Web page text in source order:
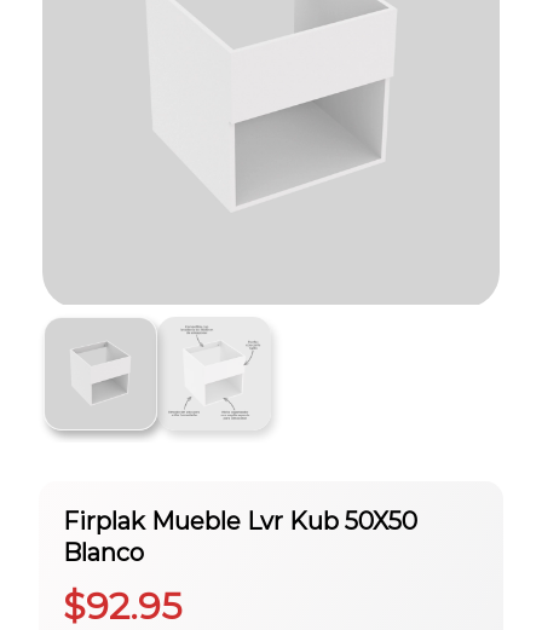
Firplak Mueble Lvr Kub 50X50
Blanco
$92.95